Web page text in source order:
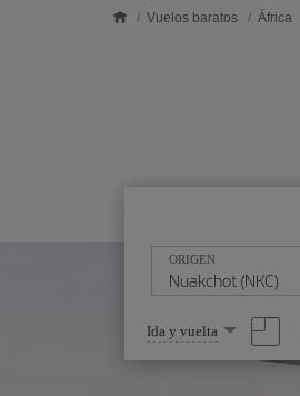
Vuelos baratos África
ORIGEN
Seleccione
una
opción
Ida y vuelta